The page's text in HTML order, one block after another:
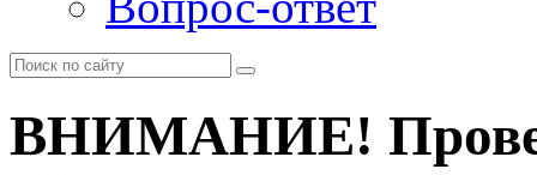
ВНИМАНИЕ!